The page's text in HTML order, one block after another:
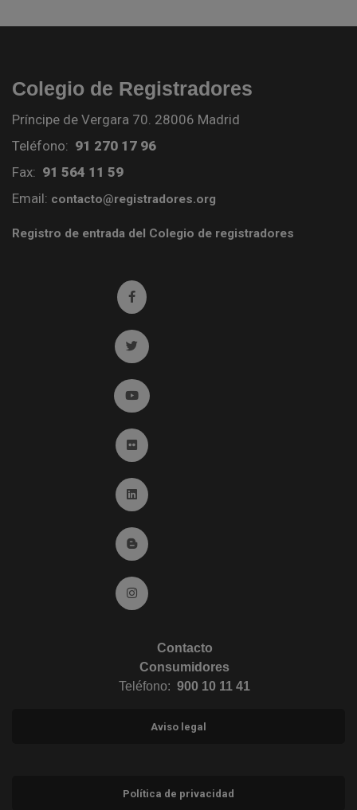
Colegio de Registradores
Príncipe de Vergara 70. 28006 Madrid
Teléfono: 91 270 17 96
Fax: 91 564 11 59
Email: contacto@registradores.org
Registro de entrada del Colegio de registradores
Ir a facebook (abre en ventana nueva)
Ir a twitter (abre en ventana nueva)
Ir a YouTube (abre en ventana nueva)
Ir a Flickr (abre en ventana nueva)
Ir a Linkedin (abre en ventana nueva)
Ir al Blog (abre en ventana nueva)
Ir a Instagram (abre en ventana nueva)
Contacto
Consumidores
Teléfono: 900 10 11 41
Aviso legal
Política de privacidad